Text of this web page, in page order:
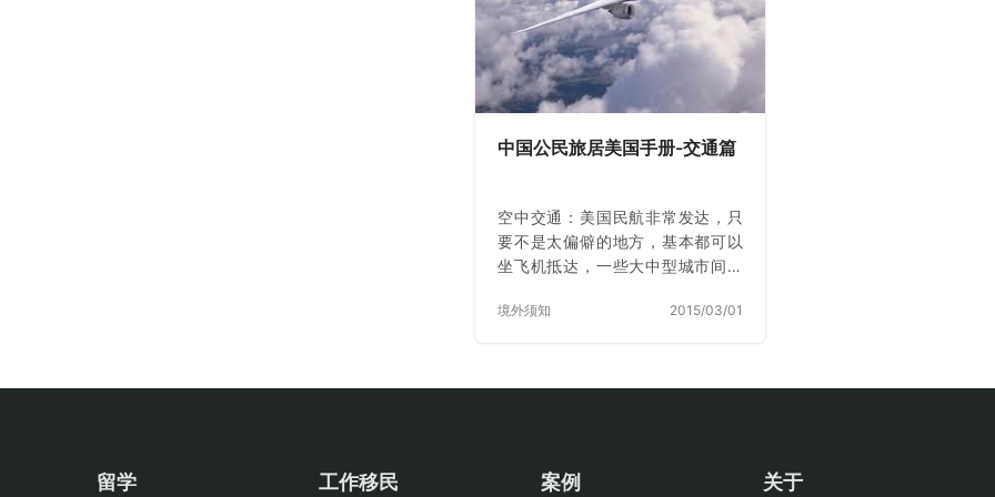
中国公民旅居美国手册-交通篇
空中交通：美国民航非常发达，只
要不是太偏僻的地方，基本都可以
坐飞机抵达，一些大中型城市间飞
对低廉，并已成为美国人除了汽车
境外须知 2015/03/01
留学 工作移民 案例 关于